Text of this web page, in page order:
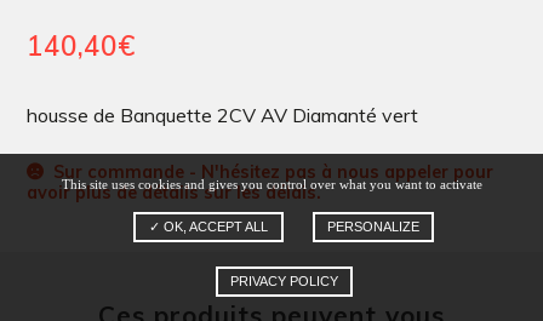
140,40€
housse de Banquette 2CV AV Diamanté vert
Sur commande - N'hésitez pas à nous appeler pour
avoir plus de détails sur les délais.
This site uses cookies and gives you control over what you want to activate
✓ OK, ACCEPT ALL PERSONALIZE
PRIVACY POLICY